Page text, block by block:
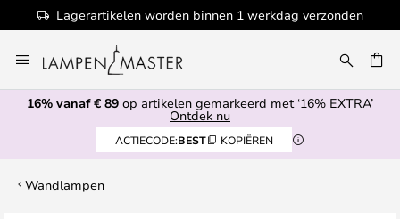
Lagerartikelen worden binnen 1 werkdag verzonden
naar
de
inhoud
16% vanaf € 89 op artikelen gemarkeerd met ‘16% EXTRA’
Ontdek nu
ACTIECODE:BEST KOPIËREN
Wandlampen